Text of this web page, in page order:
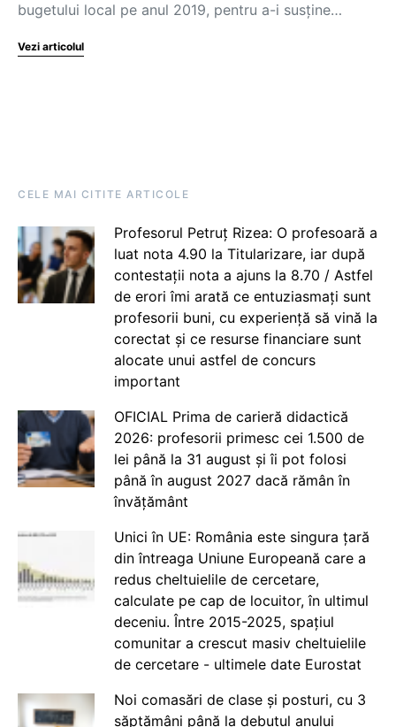
bugetului local pe anul 2019, pentru a-i susține…
Vezi articolul
CELE MAI CITITE ARTICOLE
Profesorul Petruț Rizea: O profesoară a
luat nota 4.90 la Titularizare, iar după
contestații nota a ajuns la 8.70 / Astfel
de erori îmi arată ce entuziasmați sunt
profesorii buni, cu experiență să vină la
corectat și ce resurse financiare sunt
alocate unui astfel de concurs
important
OFICIAL Prima de carieră didactică
2026: profesorii primesc cei 1.500 de
lei până la 31 august și îi pot folosi
până în august 2027 dacă rămân în
învățământ
Unici în UE: România este singura țară
din întreaga Uniune Europeană care a
redus cheltuielile de cercetare,
calculate pe cap de locuitor, în ultimul
deceniu. Între 2015-2025, spațiul
comunitar a crescut masiv cheltuielile
de cercetare - ultimele date Eurostat
Noi comasări de clase și posturi, cu 3
săptămâni până la debutul anului